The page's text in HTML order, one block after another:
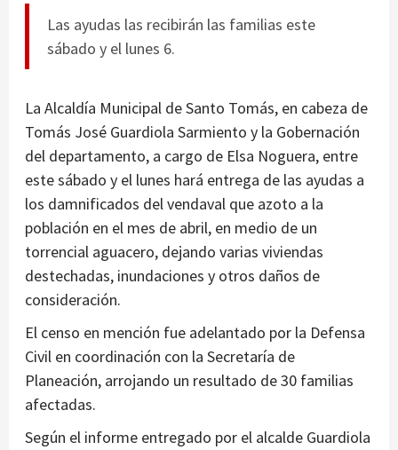
Las ayudas las recibirán las familias este
sábado y el lunes 6.
La Alcaldía Municipal de Santo Tomás, en cabeza de
Tomás José Guardiola Sarmiento y la Gobernación
del departamento, a cargo de Elsa Noguera, entre
este sábado y el lunes hará entrega de las ayudas a
los damnificados del vendaval que azoto a la
población en el mes de abril, en medio de un
torrencial aguacero, dejando varias viviendas
destechadas, inundaciones y otros daños de
consideración.
El censo en mención fue adelantado por la Defensa
Civil en coordinación con la Secretaría de
Planeación, arrojando un resultado de 30 familias
afectadas.
Según el informe entregado por el alcalde Guardiola